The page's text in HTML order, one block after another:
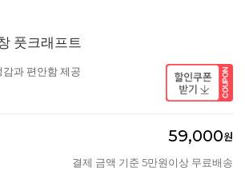
풋크래프트
과 편안함 제공
59,000원
결제 금액 기준 5만원이상 무료배송